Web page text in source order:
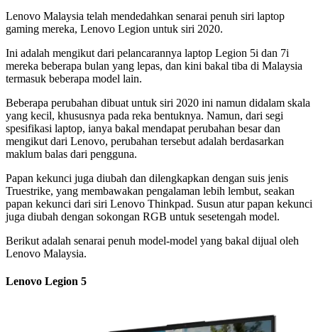
Lenovo Malaysia telah mendedahkan senarai penuh siri laptop
gaming mereka, Lenovo Legion untuk siri 2020.
Ini adalah mengikut dari pelancarannya laptop Legion 5i dan 7i
mereka beberapa bulan yang lepas, dan kini bakal tiba di Malaysia
termasuk beberapa model lain.
Beberapa perubahan dibuat untuk siri 2020 ini namun didalam skala
yang kecil, khususnya pada reka bentuknya. Namun, dari segi
spesifikasi laptop, ianya bakal mendapat perubahan besar dan
mengikut dari Lenovo, perubahan tersebut adalah berdasarkan
maklum balas dari pengguna.
Papan kekunci juga diubah dan dilengkapkan dengan suis jenis
Truestrike, yang membawakan pengalaman lebih lembut, seakan
papan kekunci dari siri Lenovo Thinkpad. Susun atur papan kekunci
juga diubah dengan sokongan RGB untuk sesetengah model.
Berikut adalah senarai penuh model-model yang bakal dijual oleh
Lenovo Malaysia.
Lenovo Legion 5